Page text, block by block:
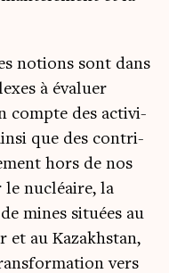
notions sont dans
à éva­luer
compte des acti­vi­
que des contri­
hors de nos
le nucléaire, la
mines situées au
et au Kaza­khs­tan,
vers